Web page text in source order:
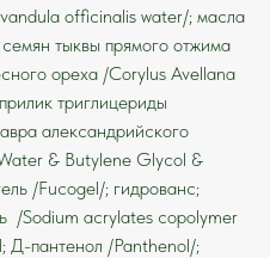
officinalis water/; масла
тыквы прямого отжима
ореха /Corylus Avellana
триглицериды
александрийского
& Butylene Glycol &
/Fucogel/; гидрованс;
/Sodium acrylates copolymer
Д-пантенол /Panthenol/;